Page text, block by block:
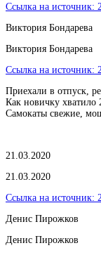
Ссылка на источник:
Виктория Бондарева
Виктория Бондарева
Ссылка на источник:
Приехали в отпуск,
Как новичку хватило
Самокаты свежие,
21.03.2020
21.03.2020
Ссылка на источник:
​Денис Пирожков
​Денис Пирожков